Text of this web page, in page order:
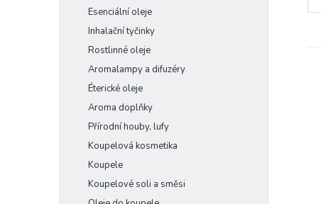
Esenciální oleje
Inhalační tyčinky
Rostlinné oleje
Aromalampy a difuzéry
Éterické oleje
Aroma doplňky
Přírodní houby, lufy
Koupelová kosmetika
Koupele
Koupelové soli a směsi